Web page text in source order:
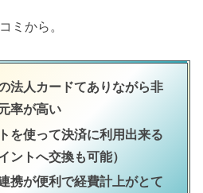
ミから。
法人カードてありながら非
率が高い
を使って決済に利用出来る
ントへ交換も可能）
携が便利で経費計上がとて